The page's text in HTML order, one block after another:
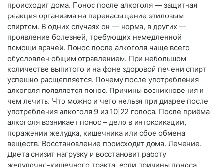
происходит дома. Понос после алкоголя — защитная
реакция организма на перенасыщение этиловым
спиртом. В одних случаях он — норма, в других —
проявление болезней, требующих немедленной
помощи врачей. Понос после алкоголя чаще всего
обусловлен общим отравлением. При небольшом
количестве выпитого и на фоне здоровой печени спирт
успешно расщепляется. Почему после употребления
алкоголя появляется понос. Причины возникновения и
чем лечить. Что можно и чего нельзя при диарее после
употребления алкоголя.9 из 10|22 голоса. После приёма
алкоголя возникает понос – дело в интоксикации,
поражении желудка, кишечника или сбое обмена
веществ. Восстановление происходит дома. Лечение.
Диета снизит нагрузку и восстановит работу
желудочно-кишечного тракта, если причины поноса